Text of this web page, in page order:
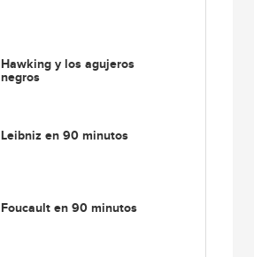
Hawking y los agujeros
negros
Leibniz en 90 minutos
Foucault en 90 minutos